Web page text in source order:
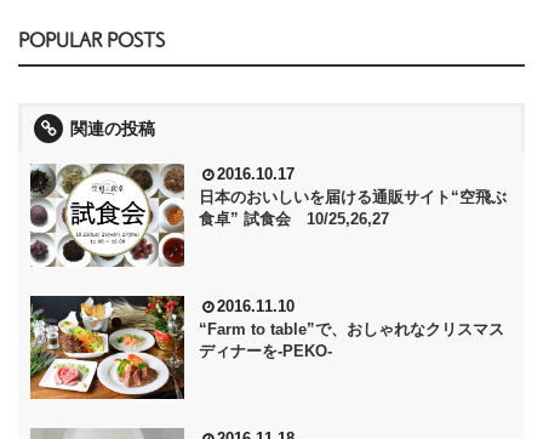
POPULAR POSTS
関連の投稿
2016.10.17
日本のおいしいを届ける通販サイト“空飛ぶ
食卓” 試食会 10/25,26,27
2016.11.10
“Farm to table”で、おしゃれなクリスマス
ディナーを‐PEKO‐